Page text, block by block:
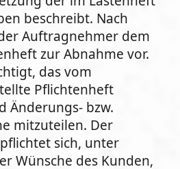
beschreibt. Nach
Auftragnehmer dem
zur Abnahme vor.
das vom
Pflichtenheft
Änderungs- bzw.
mitzuteilen. Der
sich, unter
Wünsche des Kunden,